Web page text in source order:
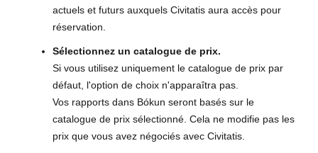
actuels et futurs auxquels Civitatis aura accès pour
réservation.
Sélectionnez un catalogue de prix.
Si vous utilisez uniquement le catalogue de prix par
défaut, l'option de choix n'apparaîtra pas.
Vos rapports dans Bókun seront basés sur le
catalogue de prix sélectionné. Cela ne modifie pas les
prix que vous avez négociés avec Civitatis.